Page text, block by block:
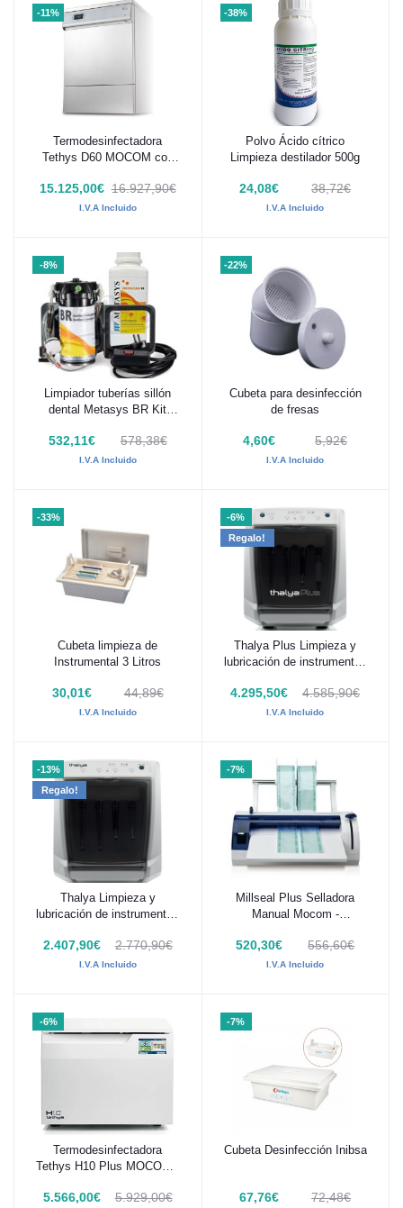
-11%
Añadir al carrito
Termodesinfectadora
Tethys D60 MOCOM con
7EK00001
15.125,00€ 16.927,90€
I.V.A Incluido
-38%
Añadir al carrito
Polvo Ácido cítrico
Limpieza destilador 500g
24,08€ 38,72€
I.V.A Incluido
-8%
Añadir al carrito
Limpiador tuberías sillón
dental Metasys BR Kit
532,11€ 578,38€
I.V.A Incluido
-22%
Añadir al carrito
Cubeta para desinfección
de fresas
4,60€ 5,92€
I.V.A Incluido
-33%
Añadir al carrito
Cubeta limpieza de
Instrumental 3 Litros
30,01€ 44,89€
I.V.A Incluido
-6%
Regalo!
Añadir al carrito
Thalya Plus Limpieza y
lubricación de instrumentos
4.295,50€ 4.585,90€
I.V.A Incluido
-13%
Regalo!
Añadir al carrito
Thalya Limpieza y
lubricación de instrumentos
2.407,90€ 2.770,90€
I.V.A Incluido
-7%
Añadir al carrito
Millseal Plus Selladora
Manual Mocom -
520,30€ 556,60€
I.V.A Incluido
-6%
Añadir al carrito
Termodesinfectadora
Tethys H10 Plus MOCOM -
5.566,00€ 5.929,00€
-7%
Añadir al carrito
Cubeta Desinfección Inibsa
67,76€ 72,48€